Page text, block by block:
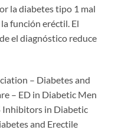
la diabetes tipo 1 mal
función eréctil. El
el diagnóstico reduce
– Diabetes and
– ED in Diabetic Men
Inhibitors in Diabetic
and Erectile